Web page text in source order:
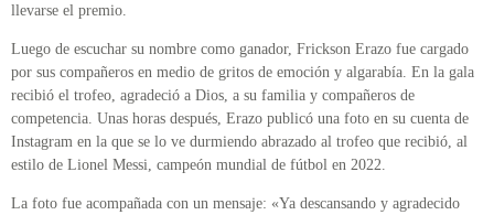
llevarse el premio.
Luego de escuchar su nombre como ganador, Frickson Erazo fue cargado
por sus compañeros en medio de gritos de emoción y algarabía. En la gala
recibió el trofeo, agradeció a Dios, a su familia y compañeros de
competencia. Unas horas después, Erazo publicó una foto en su cuenta de
Instagram en la que se lo ve durmiendo abrazado al trofeo que recibió, al
estilo de Lionel Messi, campeón mundial de fútbol en 2022.
La foto fue acompañada con un mensaje: «Ya descansando y agradecido